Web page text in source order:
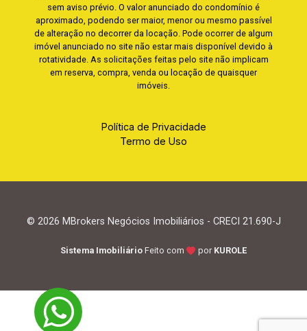
sem aviso prévio. O valor anunciado do condomínio é
aproximado, podendo ser maior, menor ou mesmo passível
de alteração no decorrer da locação. Pode ocorrer de algum
imóvel anunciado no site não estar mais disponível devido à
rotatividade. As solicitações feitas pelo site não implicam
em reserva, compra, venda ou locação de quaisquer
imóveis.
Política de Privacidade
Termo de Uso
© 2026 MBrokers Negócios Imobiliários - CRECI 21.690-J
Sistema Imobiliário Feito com por KUROLE